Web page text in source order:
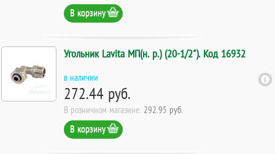
В корзину
Угольник Lavita МП(н. р.) (20-1/2"). Код 16932
в наличии
272.44 руб.
В розничном магазине: 292.95 руб.
В корзину